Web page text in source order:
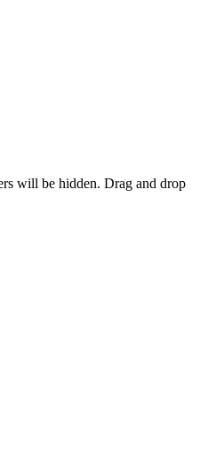
will be hidden. Drag and drop